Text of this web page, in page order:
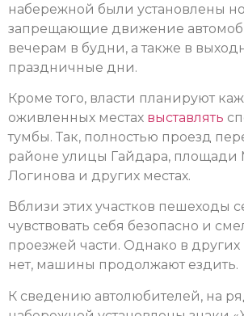
набережной были установлены
запрещающие движение
вечерам в будни, а также в
праздничные дни.
Кроме того, власти планируют
оживленных местах выставлять
тумбы. Так, полностью проезд
районе улицы Гайдара, площади
Логинова и других местах.
Вблизи этих участков пешеходы
чувствовать себя безопасно и
проезжей части. Однако в других
нет, машины продолжают ездить.
К сведению автолюбителей, на